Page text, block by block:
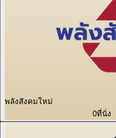
พลังสังคมใหม่
0ที่นั่ง